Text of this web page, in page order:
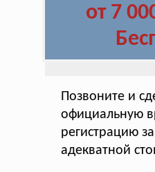
от 7
Позвоните и
официальную
регистрацию
адекватной